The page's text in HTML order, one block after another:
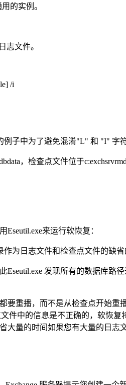
的实例。
文件。
/i
子中为了避免混淆"L" 和 "I" 字符
，检查点文件位于
来运行软恢复：
为日志文件和检查点文件的缺省
发现所有的数据库路
重播，而不是从检查点开始重
件中的信息是不正确的，软恢
大量的时间如果您有大量的日志文